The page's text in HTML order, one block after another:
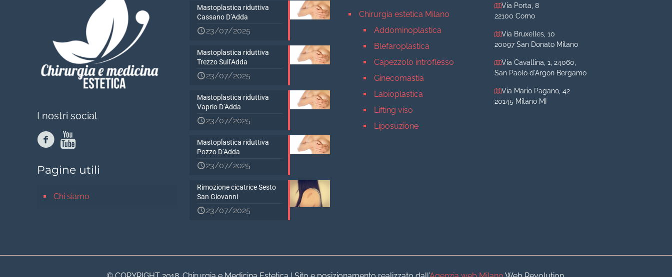
I nostri social
Pagine utili
Chi siamo
Mastoplastica riduttiva
Cassano D’Adda
23/07/2025
Mastoplastica riduttiva
Trezzo Sull’Adda
23/07/2025
Mastoplastica riduttiva
Vaprio D’Adda
23/07/2025
Mastoplastica riduttiva
Pozzo D’Adda
23/07/2025
Rimozione cicatrice Sesto
San Giovanni
23/07/2025
Chirurgia estetica Milano
Addominoplastica
Blefaroplastica
Capezzolo introflesso
Ginecomastia
Labioplastica
Lifting viso
Liposuzione
Aumento labbra
Botulino
Via Porta, 8
22100 Como
Via Bruxelles, 10
20097 San Donato Milano
Via Cavallina, 1, 24060,
San Paolo d'Argon Bergamo
Via Mario Pagano, 42
20145 Milano MI